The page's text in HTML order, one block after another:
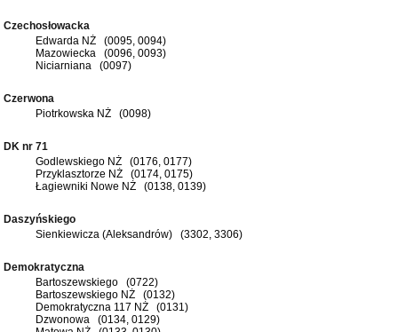
Czechosłowacka
Edwarda NŻ (0095, 0094)
Mazowiecka (0096, 0093)
Niciarniana (0097)
Czerwona
Piotrkowska NŻ (0098)
DK nr 71
Godlewskiego NŻ (0176, 0177)
Przyklasztorze NŻ (0174, 0175)
Łagiewniki Nowe NŻ (0138, 0139)
Daszyńskiego
Sienkiewicza (Aleksandrów) (3302, 3306)
Demokratyczna
Bartoszewskiego (0722)
Bartoszewskiego NŻ (0132)
Demokratyczna 117 NŻ (0131)
Dzwonowa (0134, 0129)